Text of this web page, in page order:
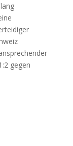
gegen